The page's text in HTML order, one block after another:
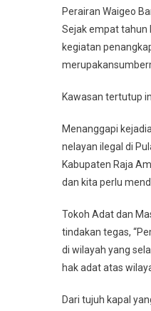
Perairan Waigeo
Sejak empat tahun
kegiatan
Kawasan tertutup
Menanggapi
nelayan ilegal di
Kabupaten Raja
dan kita perlu
Tokoh Adat dan
tindakan tegas,
di wilayah yang
hak adat atas
Dari tujuh kapal